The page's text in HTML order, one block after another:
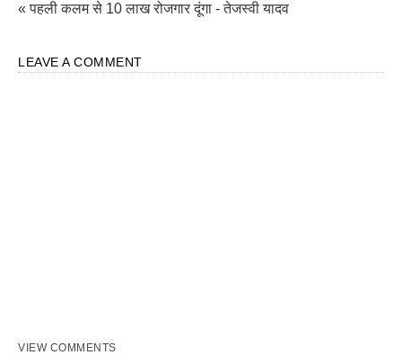
« पहली कलम से 10 लाख रोजगार दूंगा - तेजस्वी यादव
LEAVE A COMMENT
VIEW COMMENTS